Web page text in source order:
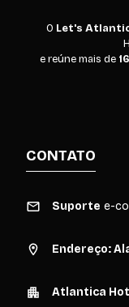
O Let's
e reúne mais de
CONTATO
Suporte e-
Endereço:
Atlantica